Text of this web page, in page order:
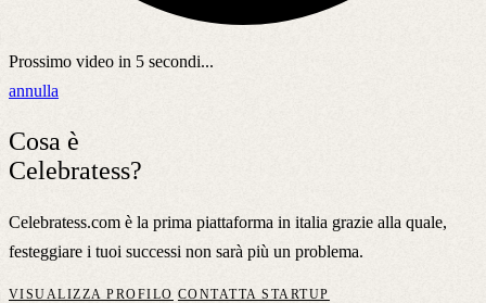
Prossimo video in 5 secondi...
annulla
Cosa è
Celebratess?
Celebratess.com è la prima piattaforma in italia grazie alla quale,
festeggiare i tuoi successi non sarà più un problema.
VISUALIZZA PROFILO CONTATTA STARTUP